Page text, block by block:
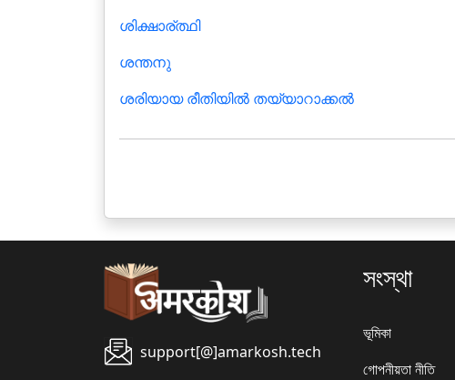
ശിക്ഷാര്ത്ഥി
ശന്തനു
ശരിയായ രീതിയില്‍ തയ്യാറാക്കൽ
support[@]amarkosh.tech
সংস্থা
ভূমিকা
গোপনীয়তা নীতি